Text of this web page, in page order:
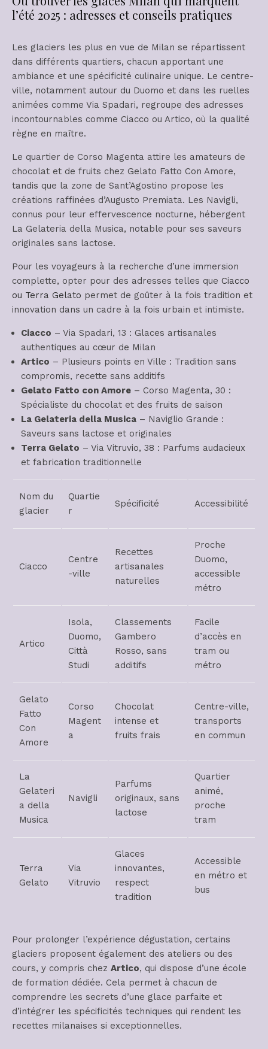
l’été 2025 : adresses et conseils pratiques
Les glaciers les plus en vue de Milan se répartissent
dans différents quartiers, chacun apportant une
ambiance et une spécificité culinaire unique. Le centre-
ville, notamment autour du Duomo et dans les ruelles
animées comme Via Spadari, regroupe des adresses
incontournables comme Ciacco ou Artico, où la qualité
règne en maître.
Le quartier de Corso Magenta attire les amateurs de
chocolat et de fruits chez Gelato Fatto Con Amore,
tandis que la zone de Sant’Agostino propose les
créations raffinées d’Augusto Premiata. Les Navigli,
connus pour leur effervescence nocturne, hébergent
La Gelateria della Musica, notable pour ses saveurs
originales sans lactose.
Pour les voyageurs à la recherche d’une immersion
complette, opter pour des adresses telles que Ciacco
ou Terra Gelato permet de goûter à la fois tradition et
innovation dans un cadre à la fois urbain et intimiste.
Ciacco – Via Spadari, 13 : Glaces artisanales
authentiques au cœur de Milan
Artico – Plusieurs points en Ville : Tradition sans
compromis, recette sans additifs
Gelato Fatto con Amore – Corso Magenta, 30 :
Spécialiste du chocolat et des fruits de saison
La Gelateria della Musica – Naviglio Grande :
Saveurs sans lactose et originales
Terra Gelato – Via Vitruvio, 38 : Parfums audacieux
et fabrication traditionnelle
Nom du
glacier
Quartie
r
Spécificité Accessibilité
Ciacco
Centre
-ville
Recettes
artisanales
naturelles
Proche
Duomo,
accessible
métro
Artico
Isola,
Duomo,
Città
Studi
Classements
Gambero
Rosso, sans
additifs
Facile
d’accès en
tram ou
métro
Gelato
Fatto
Con
Amore
Corso
Magent
a
Chocolat
intense et
fruits frais
Centre-ville,
transports
en commun
La
Gelateri
a della
Musica
Navigli
Parfums
originaux, sans
lactose
Quartier
animé,
proche
tram
Terra
Gelato
Via
Vitruvio
Glaces
innovantes,
respect
tradition
Accessible
en métro et
bus
Pour prolonger l’expérience dégustation, certains
glaciers proposent également des ateliers ou des
cours, y compris chez Artico, qui dispose d’une école
de formation dédiée. Cela permet à chacun de
comprendre les secrets d’une glace parfaite et
d’intégrer les spécificités techniques qui rendent les
recettes milanaises si exceptionnelles.